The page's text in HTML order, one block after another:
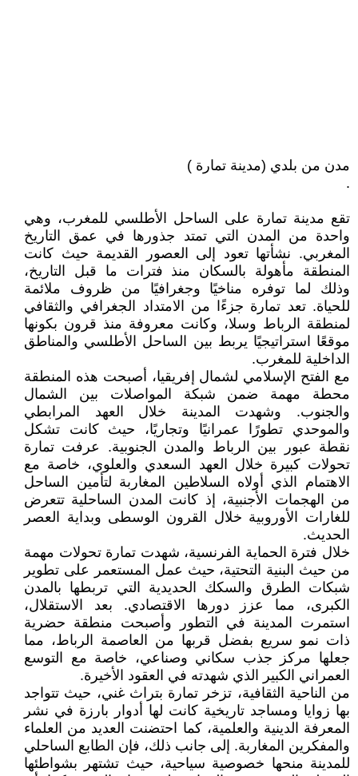
مدن من بلدي (مدينة تمارة )
.
تقع مدينة تمارة على الساحل الأطلسي للمغرب، وهي
واحدة من المدن التي تمتد جذورها في عمق التاريخ
المغربي. نشأتها تعود إلى العصور القديمة حيث كانت
المنطقة مأهولة بالسكان منذ فترات ما قبل التاريخ،
وذلك لما توفره مناخيًا وجغرافيًا من ظروف ملائمة
للحياة. تعد تمارة جزءًا من الامتداد الجغرافي والثقافي
لمنطقة الرباط وسلا، وكانت معروفة منذ قرون بكونها
موقعًا استراتيجيًا يربط بين الساحل الأطلسي والمناطق
الداخلية للمغرب.
مع الفتح الإسلامي لشمال إفريقيا، أصبحت هذه المنطقة
محطة مهمة ضمن شبكة المواصلات بين الشمال
والجنوب. وشهدت المدينة خلال العهد المرابطي
والموحدي تطورًا عمرانيًا وتجاريًا، حيث كانت تشكل
نقطة عبور بين الرباط والمدن الجنوبية. عرفت تمارة
تحولات كبيرة خلال العهد السعدي والعلوي، خاصة مع
الاهتمام الذي أولاه السلاطين المغاربة لتأمين الساحل
من الهجمات الأجنبية، إذ كانت المدن الساحلية تتعرض
للغارات الأوروبية خلال القرون الوسطى وبداية العصر
الحديث.
خلال فترة الحماية الفرنسية، شهدت تمارة تحولات مهمة
من حيث البنية التحتية، حيث عمل المستعمر على تطوير
شبكات الطرق والسكك الحديدية التي تربطها بالمدن
الكبرى، مما عزز دورها الاقتصادي. بعد الاستقلال،
استمرت المدينة في التطور وأصبحت منطقة حضرية
ذات نمو سريع بفضل قربها من العاصمة الرباط، مما
جعلها مركز جذب سكاني وصناعي، خاصة مع التوسع
العمراني الكبير الذي شهدته في العقود الأخيرة.
من الناحية الثقافية، تزخر تمارة بتراث غني، حيث تتواجد
بها زوايا ومساجد تاريخية كانت لها أدوار بارزة في نشر
المعرفة الدينية والعلمية، كما احتضنت العديد من العلماء
والمفكرين المغاربة. إلى جانب ذلك، فإن الطابع الساحلي
للمدينة منحها خصوصية سياحية، حيث تشتهر بشواطئها